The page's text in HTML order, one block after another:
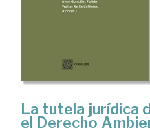
La tutela jurídica
el Derecho